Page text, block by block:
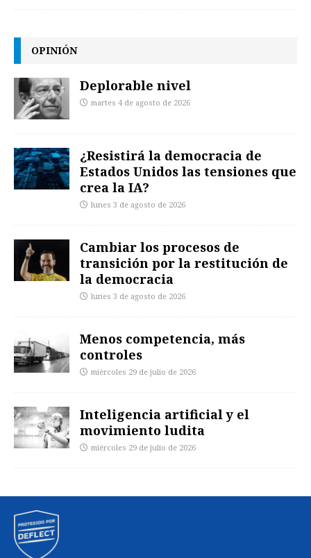
OPINIÓN
Deplorable nivel
martes 4 de agosto de 2026
¿Resistirá la democracia de
Estados Unidos las tensiones que
crea la IA?
lunes 3 de agosto de 2026
Cambiar los procesos de
transición por la restitución de
la democracia
lunes 3 de agosto de 2026
Menos competencia, más
controles
miércoles 29 de julio de 2026
Inteligencia artificial y el
movimiento ludita
miércoles 29 de julio de 2026